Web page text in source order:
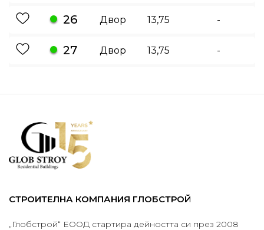
26 Двор 13,75 -
27 Двор 13,75 -
СТРОИТЕЛНА КОМПАНИЯ ГЛОБСТРОЙ
„Глобстрой“ ЕООД стартира дейността си през 2008